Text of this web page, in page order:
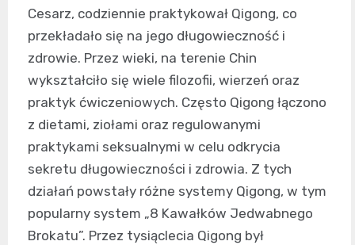
Cesarz, codziennie praktykował Qigong, co
przekładało się na jego długowieczność i
zdrowie. Przez wieki, na terenie Chin
wykształciło się wiele filozofii, wierzeń oraz
praktyk ćwiczeniowych. Często Qigong łączono
z dietami, ziołami oraz regulowanymi
praktykami seksualnymi w celu odkrycia
sekretu długowieczności i zdrowia. Z tych
działań powstały różne systemy Qigong, w tym
popularny system „8 Kawałków Jedwabnego
Brokatu”. Przez tysiąclecia Qigong był